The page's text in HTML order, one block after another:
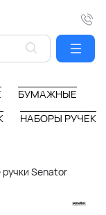
БУМАЖНЫЕ
НАБОРЫ РУЧЕК
Senator